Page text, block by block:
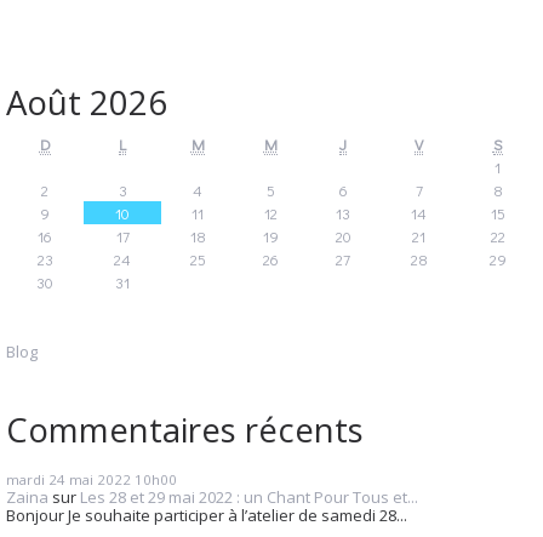
Août 2026
D L M M J V
S
1
2
3 4 5 6 7
8
9
10 11 12 13 14
15
16
17 18 19 20 21
22
23
24 25 26 27 28
29
30
31
Blog
Commentaires récents
mardi 24 mai 2022 10h00
Zaina sur Les 28 et 29 mai 2022 : un Chant Pour Tous et...
Bonjour Je souhaite participer à l’atelier de samedi 28...